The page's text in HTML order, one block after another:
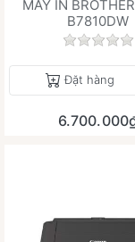
MÁY IN
B7810DW
Chưa
Đặt hàng